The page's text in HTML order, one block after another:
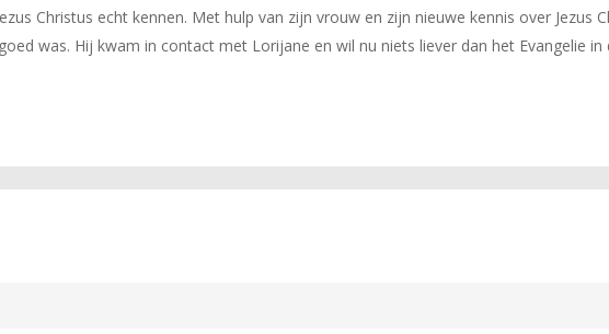
Christus echt kennen. Met hulp van zijn vrouw en zijn nieuwe kennis over Jezus
was. Hij kwam in contact met Lorijane en wil nu niets liever dan het Evangelie in